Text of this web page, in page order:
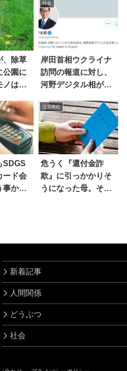
、除草
公園に
ノは…
社会
岸田首相ウクライナ
訪問の報道に対し、
河野デジタル相がド
SDGS
ード会
事かと
注意喚起
危うく『還付金詐
欺』に引っかかりそ
うになった母。その
新着記事
人間関係
どうぶつ
社会